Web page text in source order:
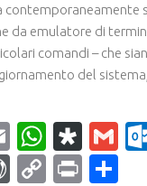
contemporaneamente
da emulatore di
comandi – che
del
Email
WordPress
CopyPrint